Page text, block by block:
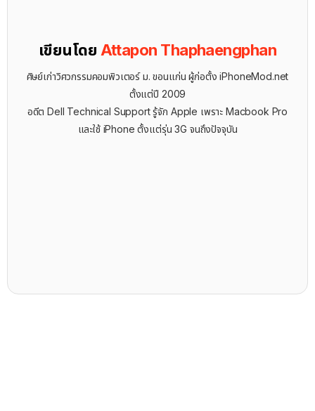
เขียนโดย Attapon Thaphaengphan
ศิษย์เก่าวิศวกรรมคอมพิวเตอร์ ม. ขอนแก่น ผู้ก่อตั้ง iPhoneMod.net
ตั้งแต่ปี 2009
อดีต Dell Technical Support รู้จัก ​Apple เพราะ Macbook Pro
และใช้ iPhone ตั้งแต่รุ่น 3G จนถึงปัจจุบัน